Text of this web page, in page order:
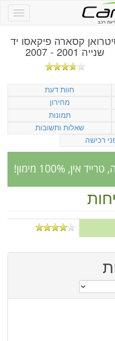
רכב
קסארה פיקאסו יד
שנייה 2001 - 2007
חוות דעת
מחירון
תמונות
שאלות ותשובות
רכישה